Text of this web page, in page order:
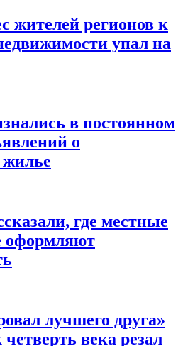
жителей регионов к
упал на
в постоянном
о
жилье
где местные
оформляют
лучшего друга»
века резал